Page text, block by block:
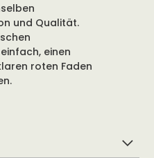
und Qualität.
einen
roten Faden